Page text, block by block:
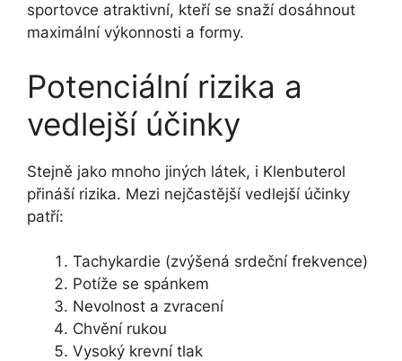
sportovce atraktivní, kteří se snaží dosáhnout
maximální výkonnosti a formy.
Potenciální rizika a
vedlejší účinky
Stejně jako mnoho jiných látek, i Klenbuterol
přináší rizika. Mezi nejčastější vedlejší účinky
patří:
Tachykardie (zvýšená srdeční frekvence)
Potíže se spánkem
Nevolnost a zvracení
Chvění rukou
Vysoký krevní tlak